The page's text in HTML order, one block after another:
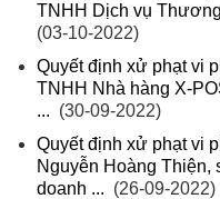
TNHH Dịch vụ
(03-10-2022)
Quyết định xử phạt vi
TNHH Nhà hàng X-
... (30-09-2022)
Quyết định xử phạt vi
Nguyễn Hoàng Thiện,
doanh ... (26-09-2022)